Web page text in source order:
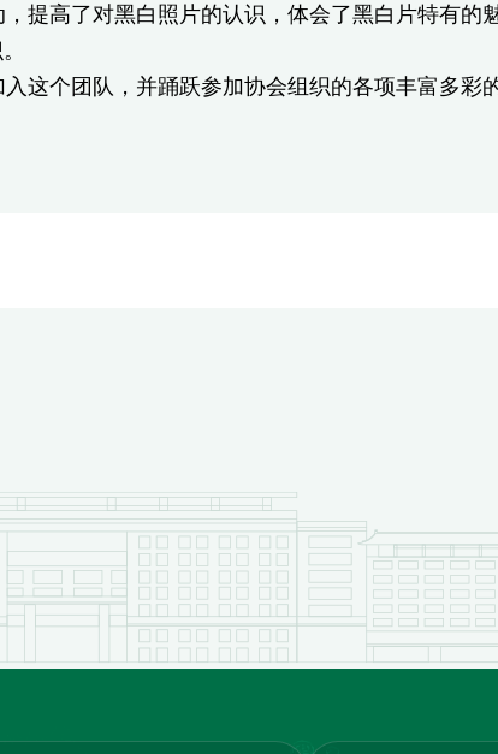
提高了对黑白照片的认识，体会了黑白片特有的
这个团队，并踊跃参加协会组织的各项丰富多彩